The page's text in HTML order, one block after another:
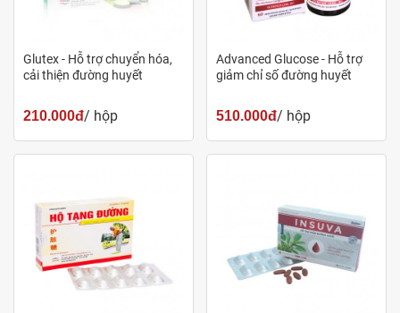
(25% acid Gymnminic)
175 mg
Benfotiamine
Vitamin B1 (Thiamine HCL)
Thiamine hỗ trợ chuyển hóa carbohydrate thành
năng lượng một cách hiệu quả.
Glutex - Hỗ trợ chuyển hóa,
cải thiện đường huyết
210.000đ/ hộp
Advanced Glucose - Hỗ trợ
giảm chỉ số đường huyết
510.000đ/ hộp